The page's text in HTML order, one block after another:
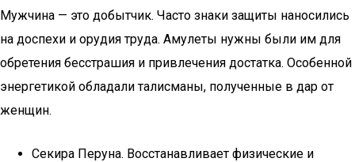
Мужчина — это добытчик. Часто знаки защиты наносились
на доспехи и орудия труда. Амулеты нужны были им для
обретения бесстрашия и привлечения достатка. Особенной
энергетикой обладали талисманы, полученные в дар от
женщин.
Секира Перуна. Восстанавливает физические и